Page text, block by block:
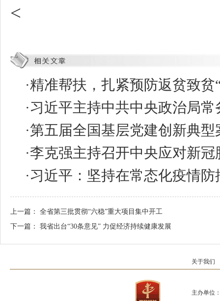
<
·精准帮扶，扎紧预防返贫致贫
·习近平主持中共中央政治局常
·第五届全国基层党建创新典
·李克强主持召开中央应对新
·习近平：坚持在常态化疫情
上一篇： 全省第三批贯彻“六稳”重大项目集中开工
下一篇： 我省出台“30条意见” 力促经济持续健康发展
关于我们
主办单位